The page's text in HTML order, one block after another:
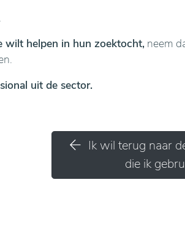
wilt helpen in hun zoektocht, neem
uit de sector.
Ik wil terug naar
die ik